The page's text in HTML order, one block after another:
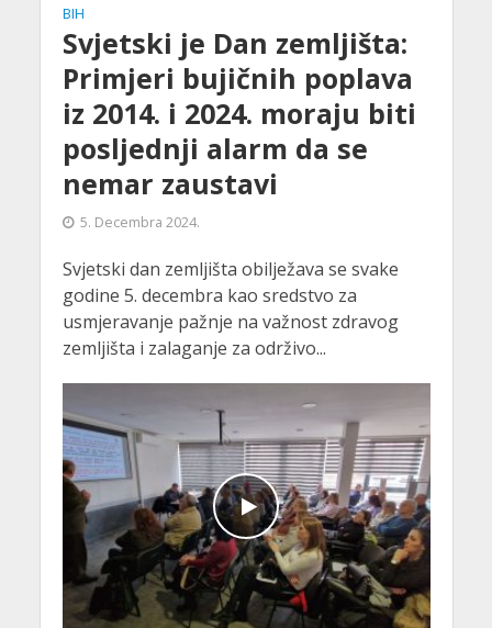
BIH
Svjetski je Dan zemljišta:
Primjeri bujičnih poplava
iz 2014. i 2024. moraju biti
posljednji alarm da se
nemar zaustavi
5. Decembra 2024.
Svjetski dan zemljišta obilježava se svake
godine 5. decembra kao sredstvo za
usmjeravanje pažnje na važnost zdravog
zemljišta i zalaganje za održivo...